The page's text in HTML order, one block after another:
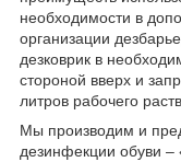
необходимости в
организации
дезковрик в
стороной вверх и
литров рабочего
Мы производим и
дезинфекции обуви